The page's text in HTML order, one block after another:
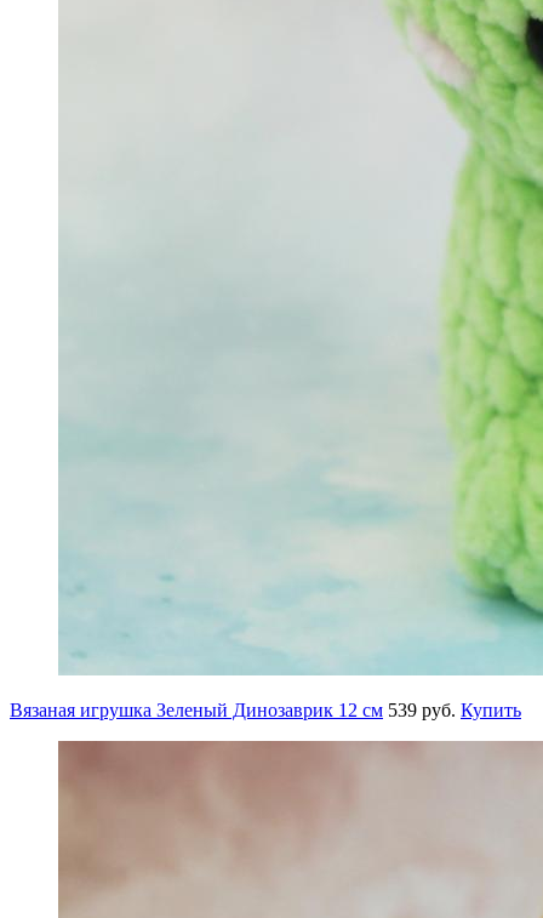
Вязаная игрушка Зеленый Динозаврик 12 см 539 руб. Купить